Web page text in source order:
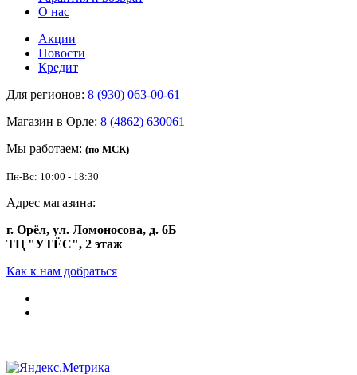
О нас
Акции
Новости
Кредит
Для регионов: 8 (930) 063-00-61
Магазин в Орле: 8 (4862) 630061
Мы работаем: (по МСК)
Пн-Вс: 10:00 - 18:30
Адрес магазина:
г. Орёл, ул. Ломоносова, д. 6Б
ТЦ "УТЁС", 2 этаж
Как к нам добраться